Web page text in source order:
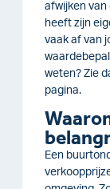
afwijken van
heeft zijn
vaak af van
weten? Zie
pagina.
Een